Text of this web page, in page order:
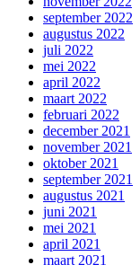
september 2022
augustus 2022
juli 2022
mei 2022
april 2022
maart 2022
februari 2022
december 2021
november 2021
oktober 2021
september 2021
augustus 2021
juni 2021
mei 2021
april 2021
maart 2021